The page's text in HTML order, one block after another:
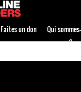
Faites un don
Qui
?